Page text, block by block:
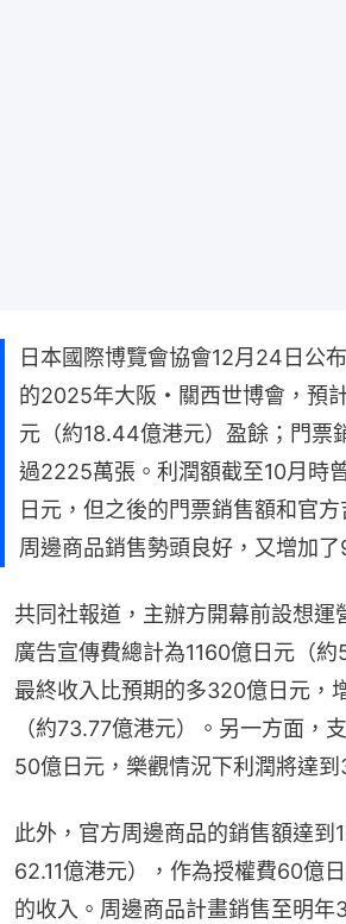
日本國際博覽會協會12月24日公
的2025年大阪・關西世博會，預
元（約18.44億港元）盈餘；門票
過2225萬張。利潤額截至10月時
日元，但之後的門票銷售額和官
周邊商品銷售勢頭良好，又增加了
共同社報道，主辦方開幕前設想運
廣告宣傳費總計為1160億日元（約
最終收入比預期的多320億日元，
（約73.77億港元）。另一方面，
50億日元，樂觀情況下利潤將達到
此外，官方周邊商品的銷售額達到
62.11億港元），作為授權費60億
的收入。周邊商品計畫銷售至明年